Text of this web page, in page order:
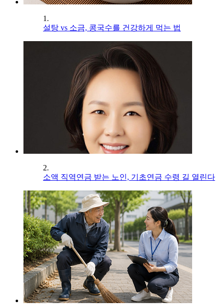
1.
설탕 vs 소금, 콩국수를 건강하게 먹는 법
2.
소액 직역연금 받는 노인, 기초연금 수령 길 열린다